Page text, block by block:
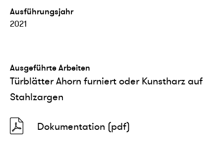
Ausführungsjahr
2021
Ausgeführte Arbeiten
Türblätter Ahorn furniert oder Kunstharz auf
Stahlzargen
Dokumentation (pdf)